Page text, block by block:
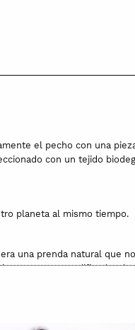
el pecho con una
con un tejido
planeta al mismo tiempo.
una prenda natural que
Una vez modificados,